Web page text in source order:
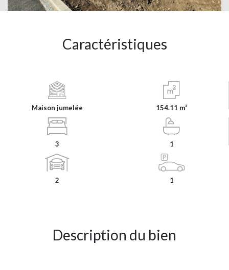
Caractéristiques
Maison jumelée 154.11 m²
3 1
2 1
Description du bien